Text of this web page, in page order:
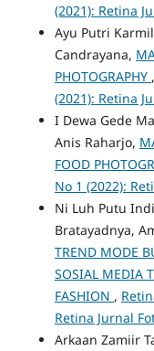
(2021): Retina
Ayu Putri
Candrayana,
PHOTOGRAPHY ,
(2021): Retina
I Dewa Gede
Anis Raharjo,
FOOD
No 1 (2022):
Ni Luh Putu
Bratayadnya,
TREND MODE
SOSIAL MEDIA
FASHION ,
Retina Jurnal
Arkaan Zamiir